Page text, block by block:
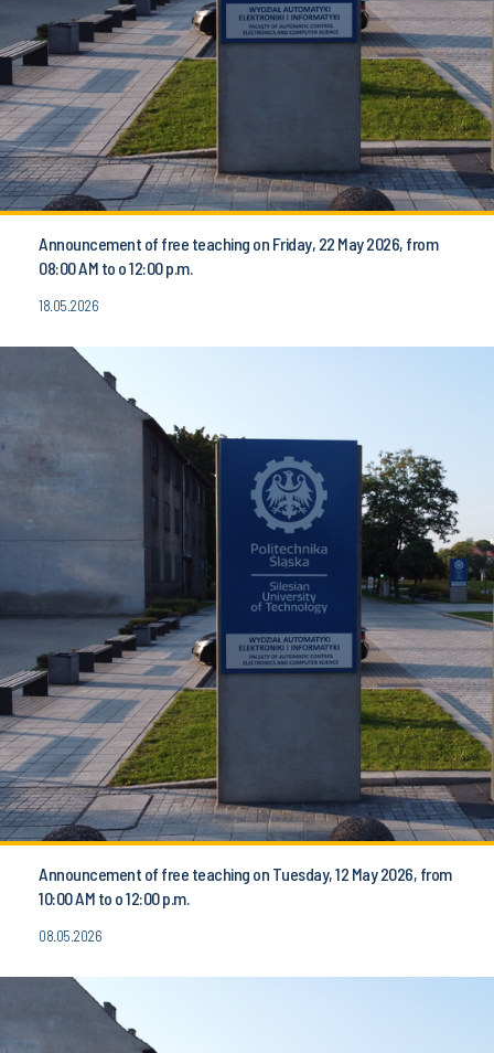
Announcement of free teaching on Friday, 22 May 2026, from
08:00 AM to o 12:00 p.m.
18.05.2026
Announcement of free teaching on Tuesday, 12 May 2026, from
10:00 AM to o 12:00 p.m.
08.05.2026